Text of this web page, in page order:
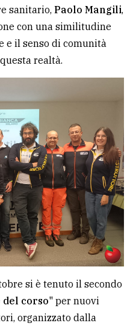
sanitario, Paolo Mangili,
con una similitudine
e il senso di comunità
realtà.
si è tenuto il secondo
corso" per nuovi
organizzato dalla